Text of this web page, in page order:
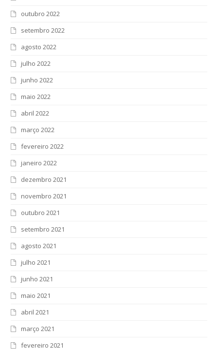
outubro 2022
setembro 2022
agosto 2022
julho 2022
junho 2022
maio 2022
abril 2022
março 2022
fevereiro 2022
janeiro 2022
dezembro 2021
novembro 2021
outubro 2021
setembro 2021
agosto 2021
julho 2021
junho 2021
maio 2021
abril 2021
março 2021
fevereiro 2021